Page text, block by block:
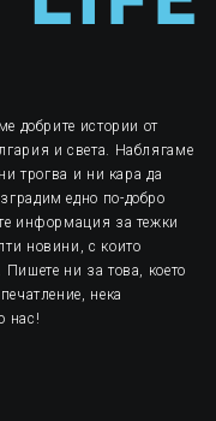
добрите истории от
и света. Наблягаме
трогва и ни кара да
едно по-добро
информация за тежки
новини, с които
ни за това, което
нека
нас!